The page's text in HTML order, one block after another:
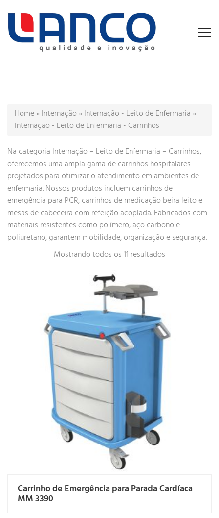
Home»Internação»Internação - Leito de Enfermaria »
Internação - Leito de Enfermaria - Carrinhos
Na categoria Internação – Leito de Enfermaria – Carrinhos,
oferecemos uma ampla gama de carrinhos hospitalares
projetados para otimizar o atendimento em ambientes de
enfermaria. Nossos produtos incluem carrinhos de
emergência para PCR, carrinhos de medicação beira leito e
mesas de cabeceira com refeição acoplada. Fabricados com
materiais resistentes como polímero, aço carbono e
poliuretano, garantem mobilidade, organização e segurança.
Mostrando todos os 11 resultados
Carrinho de Emergência para Parada Cardíaca
MM 3390